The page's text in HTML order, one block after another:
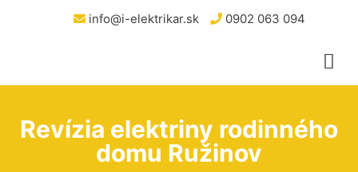
info@i-elektrikar.sk 0902 063 094
Revízia elektriny rodinného
domu Ružinov